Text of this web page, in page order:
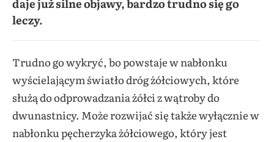
daje już silne objawy, bardzo trudno się go
leczy.
Trudno go wykryć, bo powstaje w nabłonku
wyścielającym światło dróg żółciowych, które
służą do odprowadzania żółci z wątroby do
dwunastnicy. Może rozwijać się także wyłącznie w
nabłonku pęcherzyka żółciowego, który jest